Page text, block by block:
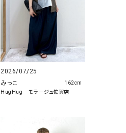
2026/07/25
みっこ
HugHug モラージュ佐賀店
162cm